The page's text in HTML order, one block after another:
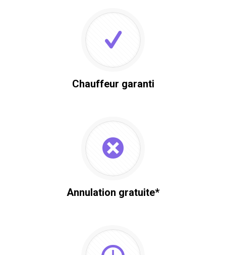
Chauffeur garanti
Annulation gratuite*